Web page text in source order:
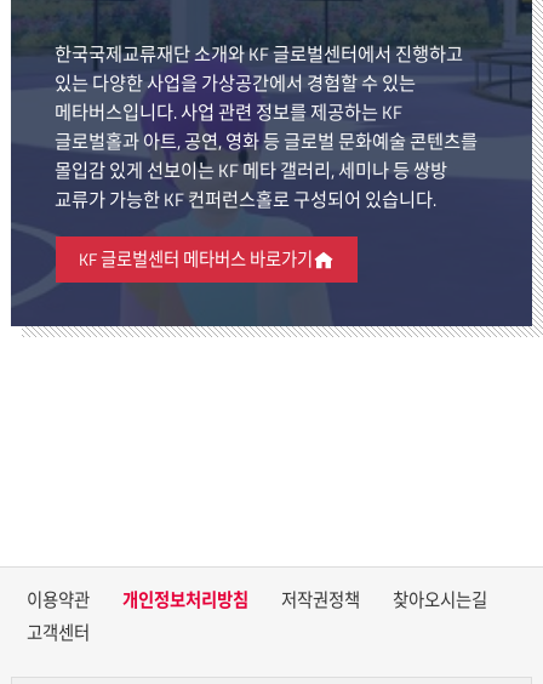
한국국제교류재단 소개와 KF 글로벌센터에서 진행하고
있는 다양한 사업을 가상공간에서 경험할 수 있는
메타버스입니다. 사업 관련 정보를 제공하는 KF
글로벌홀과 아트, 공연, 영화 등 글로벌 문화예술 콘텐츠를
몰입감 있게 선보이는 KF 메타 갤러리, 세미나 등 쌍방
교류가 가능한 KF 컨퍼런스홀로 구성되어 있습니다.
KF 글로벌센터 메타버스 바로가기
이용약관 개인정보처리방침 저작권정책
찾아오시는길
고객센터